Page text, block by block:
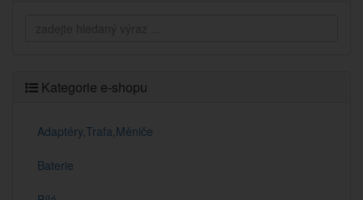
Kategorie e-shopu
Adaptéry,Trafa,Měniče
Baterie